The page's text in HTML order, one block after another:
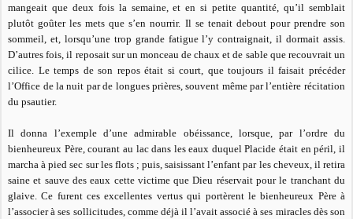
mangeait que deux fois la semaine, et en si petite quantité, qu’il semblait
plutôt goûter les mets que s’en nourrir. Il se tenait debout pour prendre son
sommeil, et, lorsqu’une trop grande fatigue l’y contraignait, il dormait assis.
D’autres fois, il reposait sur un monceau de chaux et de sable que recouvrait un
cilice. Le temps de son repos était si court, que toujours il faisait précéder
l’Office de la nuit par de longues prières, souvent même par l’entière récitation
du psautier.
Il donna l’exemple d’une admirable obéissance, lorsque, par l’ordre du
bienheureux Père, courant au lac dans les eaux duquel Placide était en péril, il
marcha à pied sec sur les flots ; puis, saisissant l’enfant par les cheveux, il retira
saine et sauve des eaux cette victime que Dieu réservait pour le tranchant du
glaive. Ce furent ces excellentes vertus qui portèrent le bienheureux Père à
l’associer à ses sollicitudes, comme déjà il l’avait associé à ses miracles dès son